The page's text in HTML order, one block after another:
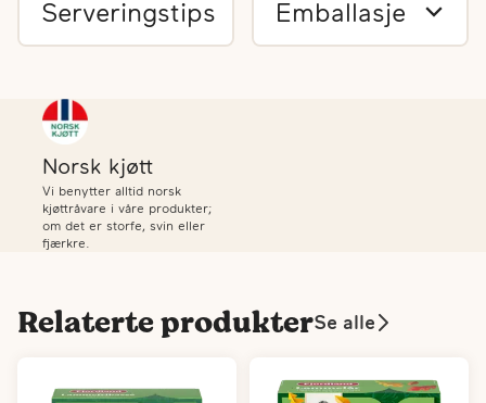
Serveringstips Emballasje
Norsk kjøtt
Vi benytter alltid norsk
kjøttråvare i våre produkter;
om det er storfe, svin eller
fjærkre.
Relaterte produkterSe alle